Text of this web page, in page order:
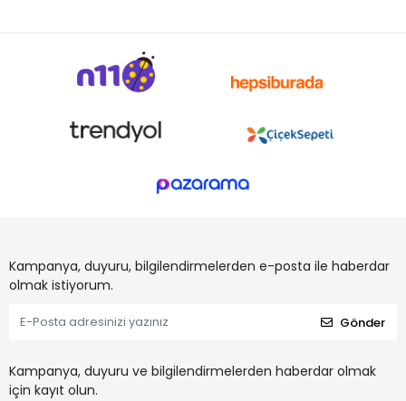
Kampanya, duyuru, bilgilendirmelerden e-posta ile haberdar
olmak istiyorum.
Gönder
Kampanya, duyuru ve bilgilendirmelerden haberdar olmak
için kayıt olun.